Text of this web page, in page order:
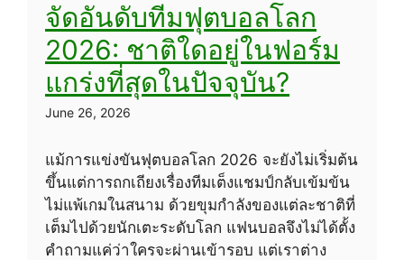
จัดอันดับทีมฟุตบอลโลก
2026: ชาติใดอยู่ในฟอร์ม
แกร่งที่สุดในปัจจุบัน?
June 26, 2026
แม้การแข่งขันฟุตบอลโลก 2026 จะยังไม่เริ่มต้น
ขึ้นแต่การถกเถียงเรื่องทีมเต็งแชมป์กลับเข้มข้น
ไม่แพ้เกมในสนาม ด้วยขุมกำลังของแต่ละชาติที่
เต็มไปด้วยนักเตะระดับโลก แฟนบอลจึงไม่ได้ตั้ง
คำถามแค่ว่าใครจะผ่านเข้ารอบ แต่เราต่าง